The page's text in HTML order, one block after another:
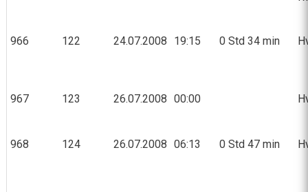
966 122 24.07.2008 19:15 0 Std 34 min
967 123 26.07.2008 00:00
968 124 26.07.2008 06:13 0 Std 47 min